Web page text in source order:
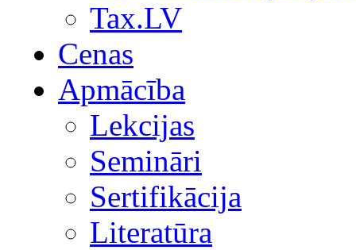
Tax.LV
Cenas
Apmācība
Lekcijas
Semināri
Sertifikācija
Literatūra